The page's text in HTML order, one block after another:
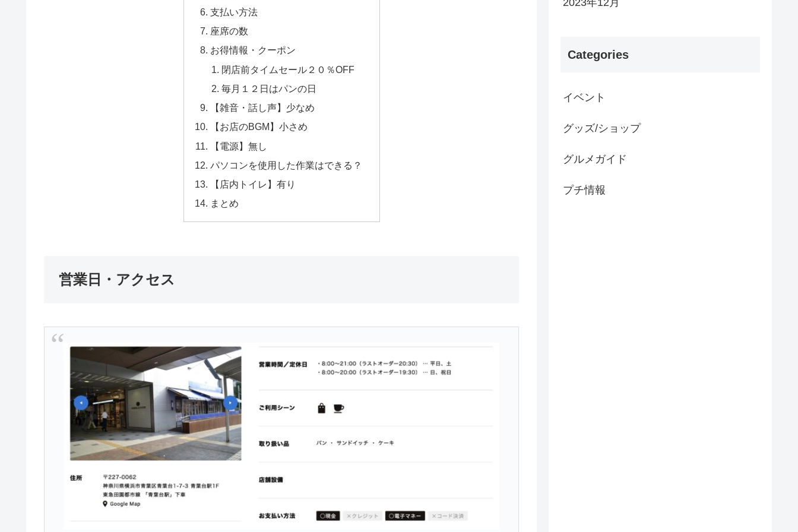
支払い方法
座席の数
お得情報・クーポン
閉店前タイムセール２０％OFF
毎月１２日はパンの日
【雑音・話し声】少なめ
【お店のBGM】小さめ
【電源】無し
パソコンを使用した作業はできる？
【店内トイレ】有り
まとめ
営業日・アクセス
Categories
イベント
グッズ/ショップ
グルメガイド
プチ情報